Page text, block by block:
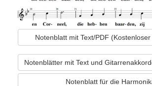
Notenblatt mit Text/PDF
Notenblätter mit Text und
Notenblatt für die